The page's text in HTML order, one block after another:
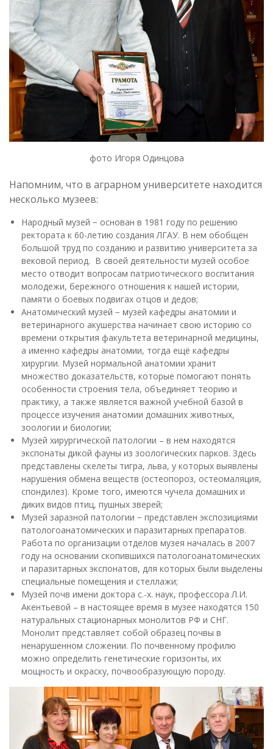
фото Игоря Одинцова
Напомним, что в аграрном университете находится
несколько музеев:
Народный музей − основан в 1981 году по решению
ректората к 60-летию создания ЛГАУ. В нем обобщен
большой труд по созданию и развитию университета за
вековой период. В своей деятельности музей особое
место отводит вопросам патриотического воспитания
молодежи, бережного отношения к нашей истории,
памяти о боевых подвигах отцов и дедов;
Анатомический музей − музей кафедры анатомии и
ветеринарного акушерства начинает свою историю со
времени открытия факультета ветеринарной медицины,
а именно кафедры анатомии, тогда ещё кафедры
хирургии. Музей нормальной анатомии хранит
множество доказательств, которые помогают понять
особенности строения тела, объединяет теорию и
практику, а также является важной учебной базой в
процессе изучения анатомии домашних животных,
зоологии и биологии;
Музей хирургической патологии – в нем находятся
экспонаты дикой фауны из зоологических парков. Здесь
представлены скелеты тигра, льва, у которых выявлены
нарушения обмена веществ (остеопороз, остеомаляция,
спондилез). Кроме того, имеются чучела домашних и
диких видов птиц, пушных зверей;
Музей заразной патологии − представлен экспозициями
патологоанатомических и паразитарных препаратов.
Работа по организации отделов музея началась в 2007
году на основании скопившихся патологоанатомических
и паразитарных экспонатов, для которых были выделены
специальные помещения и стеллажи;
Музей почв имени доктора с.-х. наук, профессора Л.И.
Акентьевой – в настоящее время в музее находятся 150
натуральных стационарных монолитов РФ и СНГ.
Монолит представляет собой образец почвы в
ненарушенном сложении. По почвенному профилю
можно определить генетические горизонты, их
мощность и окраску, почвообразующую породу.